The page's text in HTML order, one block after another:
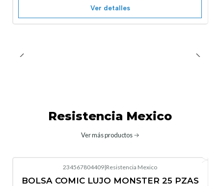
Ver detalles
Resistencia Mexico
Ver más productos
234567804409|Resistencia Mexico
BOLSA COMIC LUJO MONSTER 25 PZAS